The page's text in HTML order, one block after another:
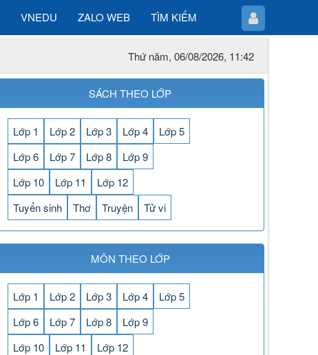
VNEDU ZALO WEB TÌM KIẾM
Thứ năm, 06/08/2026, 11:42
SÁCH THEO LỚP
Lớp 1 Lớp 2 Lớp 3 Lớp 4
Lớp 5
Lớp 6
Lớp 7 Lớp 8
Lớp 9
Lớp 10
Lớp 11
Lớp 12
Tuyển sinh
Thơ Truyện Tử vi
MÔN THEO LỚP
Lớp 1 Lớp 2 Lớp 3 Lớp 4
Lớp 5
Lớp 6
Lớp 7 Lớp 8
Lớp 9
Lớp 10
Lớp 11
Lớp 12